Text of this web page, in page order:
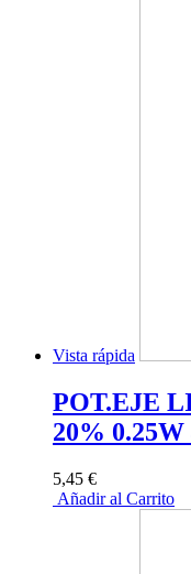
Vista rápida
POT.EJE
20% 0.25W
5,45 €
Añadir al Carrito